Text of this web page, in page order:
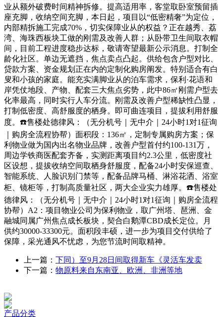
上一篇： 下同）至9月28日间取得新车《灵活车发卖
下一篇： 物原料来自东南亚、欧洲、非洲等地
产品分类